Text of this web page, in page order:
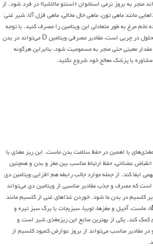
منجر به بروز نرمی استخوان (استئو مالاشیا) در فرد شود. از
مانند ماهی تون، ماهی خال مخالی، ماهی قزل آلا، شیر غنی
تخم مرغ به طور متعادلی این ویتامین را مصرف کنید. با توجه
به اینکه این ویتامین، ویتامینی محلول در چربی است، مقادیر مصرفی ویتامین D می‌تواند در بدن
معینی حتی منجر به مسمومیت شود، بنابراین هرگونه
مشاوره با پزشک معالج خود شروع نکنید.
با اهمین در حفظ سلامت بدن ماست. این ریز مغذی با
عضلانی، حفظ ارتباط مناسب بین مغز و بدن و همچنین
ایفا کند. از جمله موارد جالب رابطه هم افزایی ویتامین دی
که مصرف و جذب مقادیر مناسبی از ویتامین دی می‌تواند
کلسیم در بدن ما شود. خوردن غذاهای غنی از کلسیم مانند
)، ماست، آجیل و مغزها، لوبیا، سبزیجات با برگ سبز تیره و
کمک کند. یکی از بهترین منابع این ریزمغذی شیر است و
مقادیر مناسب می‌تواند از بروز عوارض کمبود کلسیم از